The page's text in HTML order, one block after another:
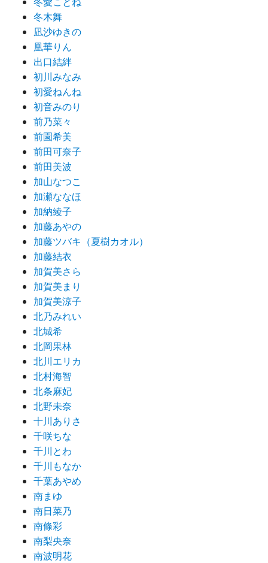
冬木舞
凪沙ゆきの
凰華りん
出口結絆
初川みなみ
初愛ねんね
初音みのり
前乃菜々
前園希美
前田可奈子
前田美波
加山なつこ
加瀬ななほ
加納綾子
加藤あやの
加藤ツバキ（夏樹カオル）
加藤結衣
加賀美さら
加賀美まり
加賀美涼子
北乃みれい
北城希
北岡果林
北川エリカ
北村海智
北条麻妃
北野未奈
十川ありさ
千咲ちな
千川とわ
千川もなか
千葉あやめ
南まゆ
南日菜乃
南條彩
南梨央奈
南波明花